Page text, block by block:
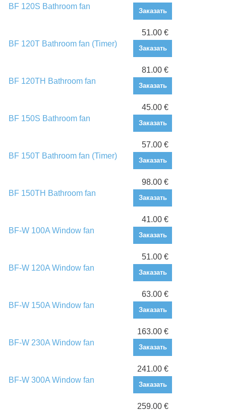
BF 120S Bathroom fan
Заказать
BF 120T Bathroom fan (Timer)
51.00 €
Заказать
BF 120TH Bathroom fan
81.00 €
Заказать
BF 150S Bathroom fan
45.00 €
Заказать
BF 150T Bathroom fan (Timer)
57.00 €
Заказать
BF 150TH Bathroom fan
98.00 €
Заказать
BF-W 100A Window fan
41.00 €
Заказать
BF-W 120A Window fan
51.00 €
Заказать
BF-W 150A Window fan
63.00 €
Заказать
BF-W 230A Window fan
163.00 €
Заказать
BF-W 300A Window fan
241.00 €
Заказать
259.00 €